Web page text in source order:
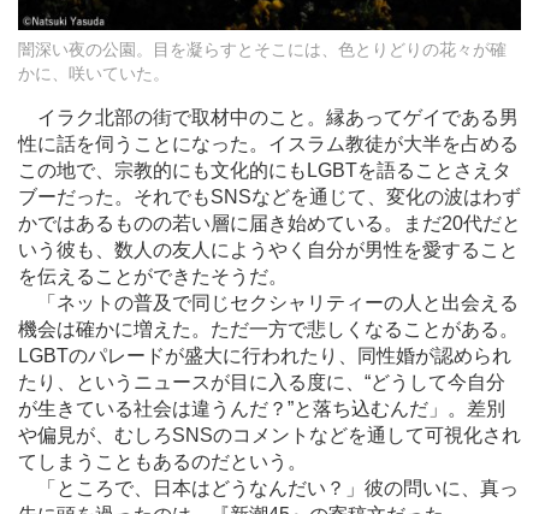
闇深い夜の公園。目を凝らすとそこには、色とりどりの花々が確
かに、咲いていた。
イラク北部の街で取材中のこと。縁あってゲイである男
性に話を伺うことになった。イスラム教徒が大半を占める
この地で、宗教的にも文化的にもLGBTを語ることさえタ
ブーだった。それでもSNSなどを通じて、変化の波はわず
かではあるものの若い層に届き始めている。まだ20代だと
いう彼も、数人の友人にようやく自分が男性を愛すること
を伝えることができたそうだ。
「ネットの普及で同じセクシャリティーの人と出会える
機会は確かに増えた。ただ一方で悲しくなることがある。
LGBTのパレードが盛大に行われたり、同性婚が認められ
たり、というニュースが目に入る度に、“どうして今自分
が生きている社会は違うんだ？”と落ち込むんだ」。差別
や偏見が、むしろSNSのコメントなどを通して可視化され
てしまうこともあるのだという。
「ところで、日本はどうなんだい？」彼の問いに、真っ